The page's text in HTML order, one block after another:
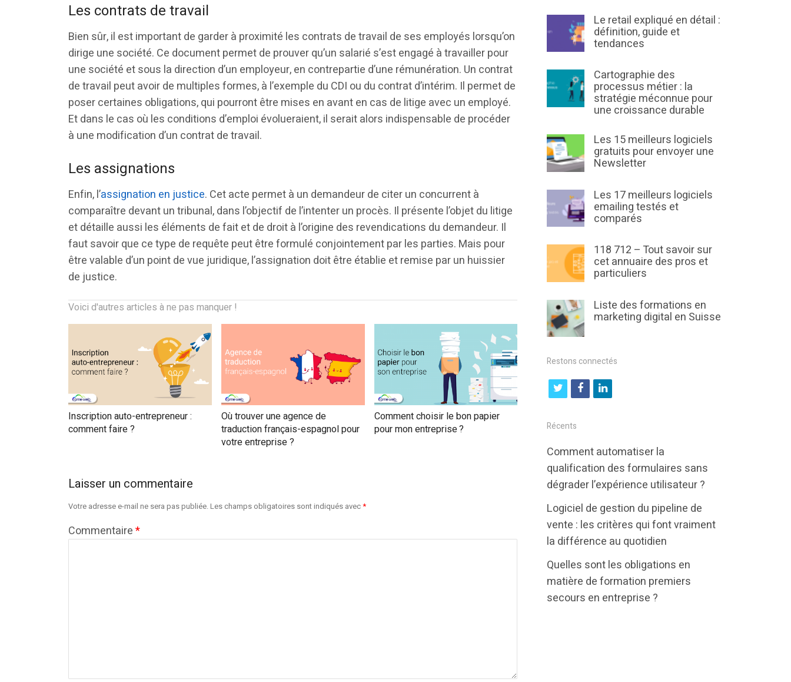
Les contrats de travail
Bien sûr, il est important de garder à proximité les contrats de travail de ses employés lorsqu’on
dirige une société. Ce document permet de prouver qu’un salarié s’est engagé à travailler pour
une société et sous la direction d’un employeur, en contrepartie d’une rémunération. Un contrat
de travail peut avoir de multiples formes, à l’exemple du CDI ou du contrat d’intérim. Il permet de
poser certaines obligations, qui pourront être mises en avant en cas de litige avec un employé.
Et dans le cas où les conditions d’emploi évolueraient, il serait alors indispensable de procéder
à une modification d’un contrat de travail.
Les assignations
Enfin, l’assignation en justice. Cet acte permet à un demandeur de citer un concurrent à
comparaître devant un tribunal, dans l’objectif de l’intenter un procès. Il présente l’objet du litige
et détaille aussi les éléments de fait et de droit à l’origine des revendications du demandeur. Il
faut savoir que ce type de requête peut être formulé conjointement par les parties. Mais pour
être valable d’un point de vue juridique, l’assignation doit être établie et remise par un huissier
de justice.
Voici d'autres articles à ne pas manquer !
Inscription auto-entrepreneur :
comment faire ?
Où trouver une agence de
traduction français-espagnol pour
votre entreprise ?
Comment choisir le bon papier
pour mon entreprise ?
Laisser un commentaire
Votre adresse e-mail ne sera pas publiée.Les champs obligatoires sont indiqués avec*
Commentaire*
Le retail expliqué en détail :
définition, guide et
tendances
Cartographie des
processus métier : la
stratégie méconnue pour
une croissance durable
Les 15 meilleurs logiciels
gratuits pour envoyer une
Newsletter
Les 17 meilleurs logiciels
emailing testés et
comparés
118 712 – Tout savoir sur
cet annuaire des pros et
particuliers
Liste des formations en
marketing digital en Suisse
Restons connectés
t
i
t
e
r
f
b
o
k
l
k
e
d
n
Récents
Comment automatiser la
qualification des formulaires sans
dégrader l’expérience utilisateur ?
Logiciel de gestion du pipeline de
vente : les critères qui font vraiment
la différence au quotidien
Quelles sont les obligations en
matière de formation premiers
secours en entreprise ?